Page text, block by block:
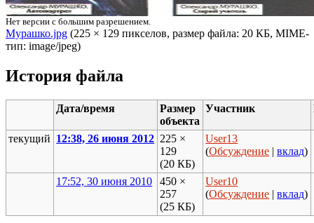
Нет версии с большим разрешением.
Мурашко.jpg ‎ (225 × 129 пикселов, размер файла: 20 КБ, MIME-
тип: image/jpeg)
История файла
Дата/время
Размер
объекта
Участник
текущий 12:38, 26 июня 2012 225 ×
129
(20 КБ)
User13
(Обсуждение |вклад)
17:52, 30 июня 2010
450 ×
257
(25 КБ)
User10
(Обсуждение |вклад)